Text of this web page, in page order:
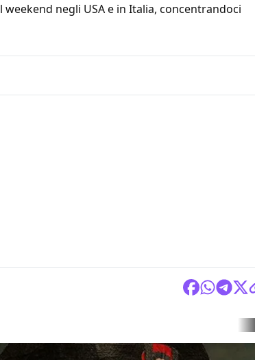
negli USA e in Italia, concentrandoci